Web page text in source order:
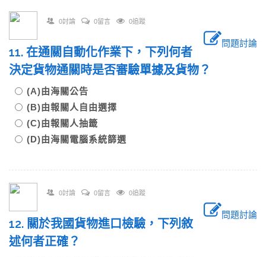
0討論 0留言 0追蹤
問題討論
11. 在通關自動化作業下，下列何者
決定貨物通關時是否審驗單據及貨物？
(A)由海關公告
(B)由報關人自由選擇
(C)由報關人抽籤
(D)由海關電腦系統篩選
0討論 0留言 0追蹤
問題討論
12. 關於我國貨物進口檢驗，下列敘
述何者正確？